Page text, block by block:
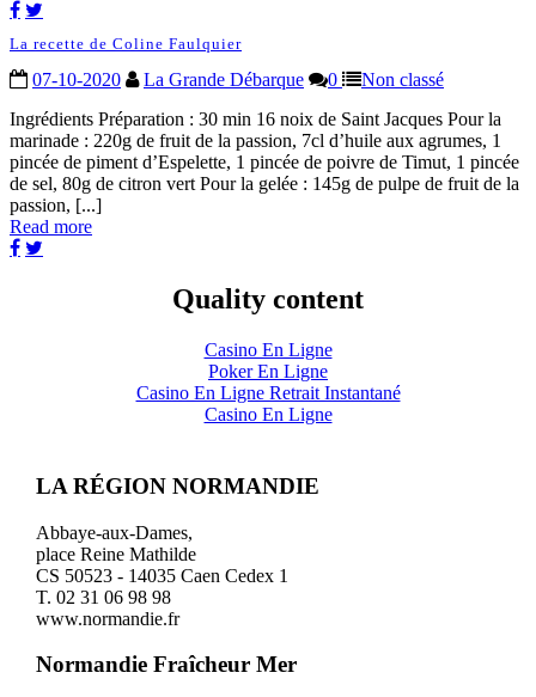
La recette de Coline Faulquier
07-10-2020 La Grande Débarque 0
Non classé
Ingrédients Préparation : 30 min 16 noix de Saint Jacques Pour la
marinade : 220g de fruit de la passion, 7cl d’huile aux agrumes, 1
pincée de piment d’Espelette, 1 pincée de poivre de Timut, 1 pincée
de sel, 80g de citron vert Pour la gelée : 145g de pulpe de fruit de la
passion, [...]
Read more
Quality content
Casino En Ligne
Poker En Ligne
Casino En Ligne Retrait Instantané
Casino En Ligne
LA RÉGION NORMANDIE
Abbaye-aux-Dames,
place Reine Mathilde
CS 50523 - 14035 Caen Cedex 1
T. 02 31 06 98 98
www.normandie.fr
Normandie Fraîcheur Mer